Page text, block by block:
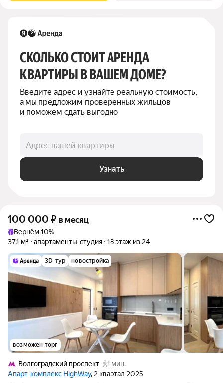
СКОЛЬКО СТОИТ АРЕНДА
КВАРТИРЫ В ВАШЕМ ДОМЕ?
Введите адрес и узнайте реальную стоимость,
а мы предложим проверенных жильцов
и поможем сдать выгодно
Адрес вашей квартиры
Узнать
100 000 ₽ в месяц
Вернём 10%
37,1 м²
апартаменты-студия 18 этаж из 24
3D-тур новостройка
возможен торг
Волгоградский проспект
1 мин.
Апарт-комплекс HighWay, 2 квартал 2025